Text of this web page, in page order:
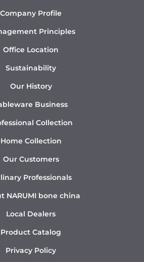
Company Profile
Principles
Office Location
Sustainability
Our History
Business
Collection
Home Collection
Our Customers
Professionals
NARUMI bone china
Local Dealers
Product Catalog
Privacy Policy